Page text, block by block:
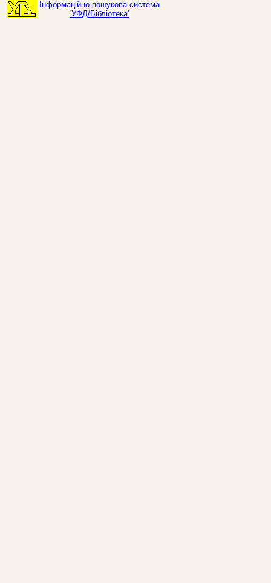
Інформаційно-пошукова система
'УФД/Бібліотека'